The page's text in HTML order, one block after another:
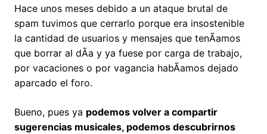
Hace unos meses debido a un ataque brutal de
spam tuvimos que cerrarlo porque era insostenible
la cantidad de usuarios y mensajes que tenÃ­amos
que borrar al dÃ­a y ya fuese por carga de trabajo,
por vacaciones o por vagancia habÃ­amos dejado
aparcado el foro.
Bueno, pues ya podemos volver a compartir
sugerencias musicales, podemos descubrirnos